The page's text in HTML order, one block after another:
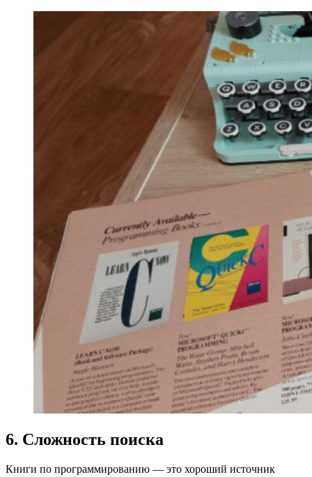
6. Сложность поиска
Книги по программированию — это хороший источник